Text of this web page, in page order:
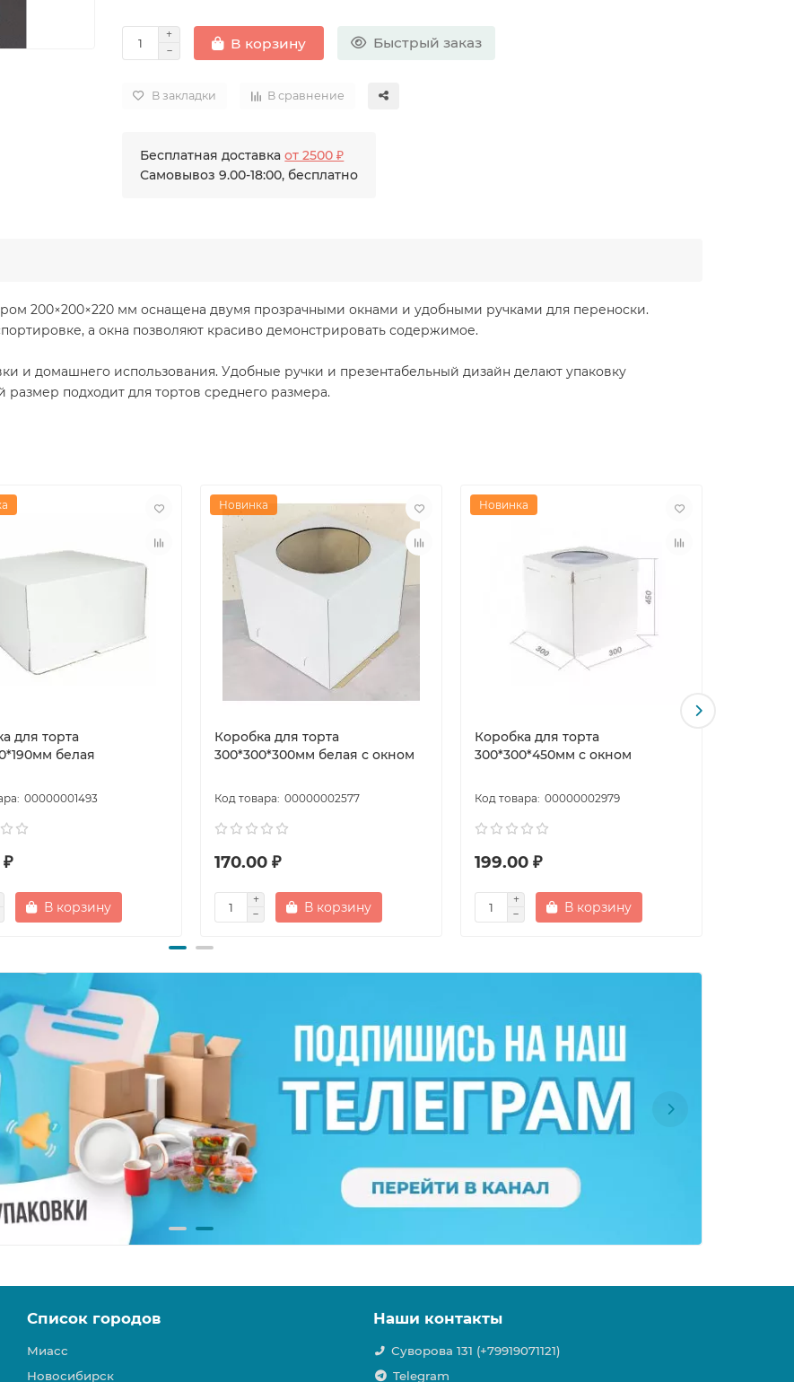
В корзину Быстрый заказ
В закладки В сравнение
Бесплатная доставкаот 2500 ₽
Самовывоз 9.00-18:00, бесплатно
200×200×220 мм оснащена двумя прозрачными окнами и удобными ручками для переноски.
а окна позволяют красиво демонстрировать содержимое.
и домашнего использования. Удобные ручки и презентабельный дизайн делают упаковку
подходит для тортов среднего размера.
для торта
белая
00000001493
₽
В корзину
Новинка
Коробка для торта
300*300*300мм белая с окном
00000002577
170.00 ₽
В корзину
Новинка
Коробка для торта
300*300*450мм с окном
00000002979
199.00 ₽
В корзину
Список городов
Миасс
Новосибирск
Наши контакты
Суворова 131 (+79919071121)
Telegram